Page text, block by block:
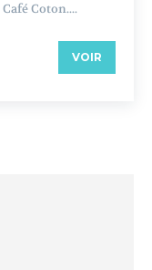
Coton....
VOIR